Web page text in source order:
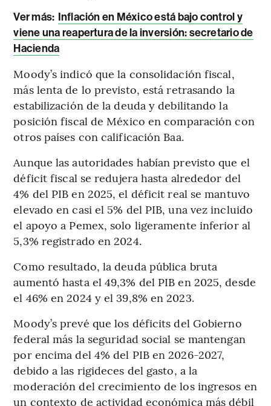
Ver más: Inflación en México está bajo control y
viene una reapertura de la inversión: secretario de
Hacienda
Moody’s indicó que la consolidación fiscal,
más lenta de lo previsto, está retrasando la
estabilización de la deuda y debilitando la
posición fiscal de México en comparación con
otros países con calificación Baa.
Aunque las autoridades habían previsto que el
déficit fiscal se redujera hasta alrededor del
4% del PIB en 2025, el déficit real se mantuvo
elevado en casi el 5% del PIB, una vez incluido
el apoyo a Pemex, solo ligeramente inferior al
5,3% registrado en 2024.
Como resultado, la deuda pública bruta
aumentó hasta el 49,3% del PIB en 2025, desde
el 46% en 2024 y el 39,8% en 2023.
Moody’s prevé que los déficits del Gobierno
federal más la seguridad social se mantengan
por encima del 4% del PIB en 2026-2027,
debido a las rigideces del gasto, a la
moderación del crecimiento de los ingresos en
un contexto de actividad económica más débil